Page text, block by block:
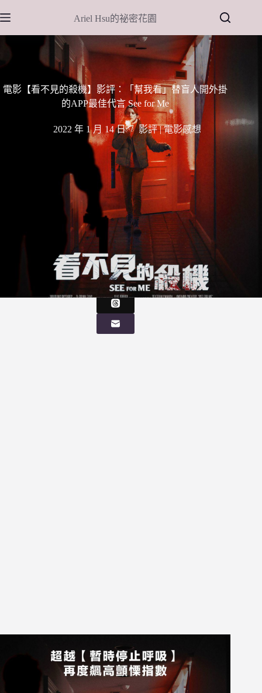
至
主
內
Ariel Hsu的祕密花園
電影【看不見的殺機】影評：「幫我看」替盲人開外掛
的APP最佳代言 See for Me
2022 年 1 月 14 日 影評 | 電影感想